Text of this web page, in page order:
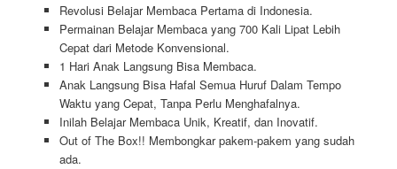
Revolusi Belajar Membaca Pertama di Indonesia.
Permainan Belajar Membaca yang 700 Kali Lipat Lebih
Cepat dari Metode Konvensional.
1 Hari Anak Langsung Bisa Membaca.
Anak Langsung Bisa Hafal Semua Huruf Dalam Tempo
Waktu yang Cepat, Tanpa Perlu Menghafalnya.
Inilah Belajar Membaca Unik, Kreatif, dan Inovatif.
Out of The Box!! Membongkar pakem-pakem yang sudah
ada.